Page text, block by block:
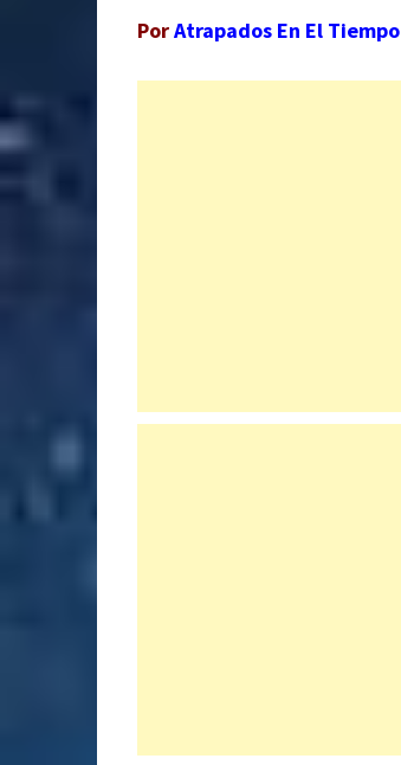
PorAtrapados En El Tiempo